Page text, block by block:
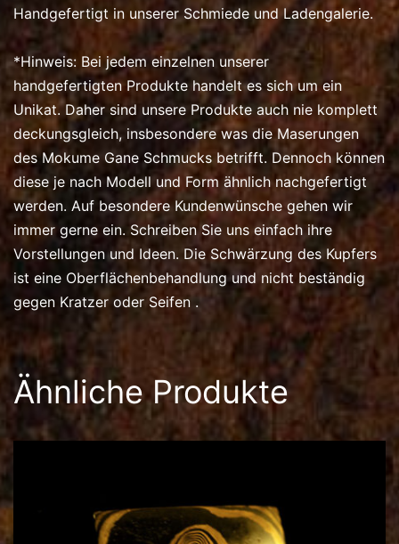
Handgefertigt in unserer Schmiede und Ladengalerie.
*Hinweis: Bei jedem einzelnen unserer
handgefertigten Produkte handelt es sich um ein
Unikat. Daher sind unsere Produkte auch nie komplett
deckungsgleich, insbesondere was die Maserungen
des Mokume Gane Schmucks betrifft. Dennoch können
diese je nach Modell und Form ähnlich nachgefertigt
werden. Auf besondere Kundenwünsche gehen wir
immer gerne ein. Schreiben Sie uns einfach ihre
Vorstellungen und Ideen. Die Schwärzung des Kupfers
ist eine Oberflächenbehandlung und nicht beständig
gegen Kratzer oder Seifen .
Ähnliche Produkte